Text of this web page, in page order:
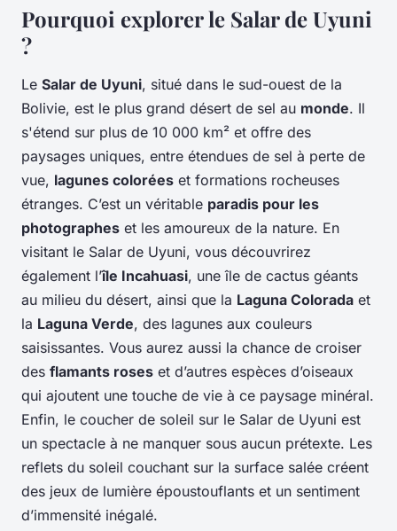
Pourquoi explorer le Salar de Uyuni
?
Le Salar de Uyuni, situé dans le sud-ouest de la
Bolivie, est le plus grand désert de sel au monde. Il
s'étend sur plus de 10 000 km² et offre des
paysages uniques, entre étendues de sel à perte de
vue, lagunes colorées et formations rocheuses
étranges. C’est un véritable paradis pour les
photographes et les amoureux de la nature. En
visitant le Salar de Uyuni, vous découvrirez
également l’île Incahuasi, une île de cactus géants
au milieu du désert, ainsi que la Laguna Colorada et
la Laguna Verde, des lagunes aux couleurs
saisissantes. Vous aurez aussi la chance de croiser
des flamants roses et d’autres espèces d’oiseaux
qui ajoutent une touche de vie à ce paysage minéral.
Enfin, le coucher de soleil sur le Salar de Uyuni est
un spectacle à ne manquer sous aucun prétexte. Les
reflets du soleil couchant sur la surface salée créent
des jeux de lumière époustouflants et un sentiment
d’immensité inégalé.